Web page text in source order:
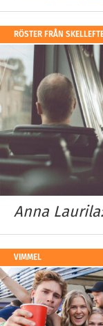
RÖSTER FRÅN
Anna
VIMMEL